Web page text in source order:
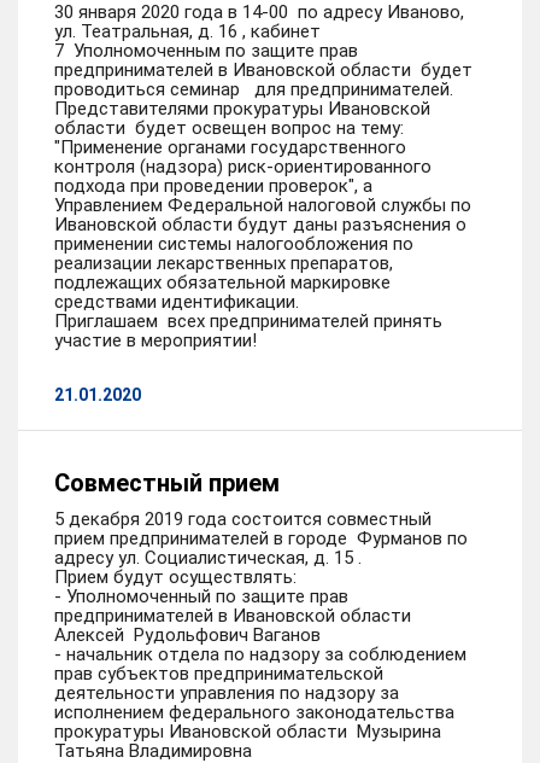
30 января 2020 года в 14-00 по адресу Иваново,
ул. Театральная, д. 16 , кабинет
7 Уполномоченным по защите прав
предпринимателей в Ивановской области будет
проводиться семинар для предпринимателей.
Представителями прокуратуры Ивановской
области будет освещен вопрос на тему:
"Применение органами государственного
контроля (надзора) риск-ориентированного
подхода при проведении проверок", а
Управлением Федеральной налоговой службы по
Ивановской области будут даны разъяснения о
применении системы налогообложения по
реализации лекарственных препаратов,
подлежащих обязательной маркировке
средствами идентификации.
Приглашаем всех предпринимателей принять
участие в мероприятии!
21.01.2020
Совместный прием
5 декабря 2019 года состоится совместный
прием предпринимателей в городе Фурманов по
адресу ул. Социалистическая, д. 15 .
Прием будут осуществлять:
- Уполномоченный по защите прав
предпринимателей в Ивановской области
Алексей Рудольфович Ваганов
- начальник отдела по надзору за соблюдением
прав субъектов предпринимательской
деятельности управления по надзору за
исполнением федерального законодательства
прокуратуры Ивановской области Музырина
Татьяна Владимировна